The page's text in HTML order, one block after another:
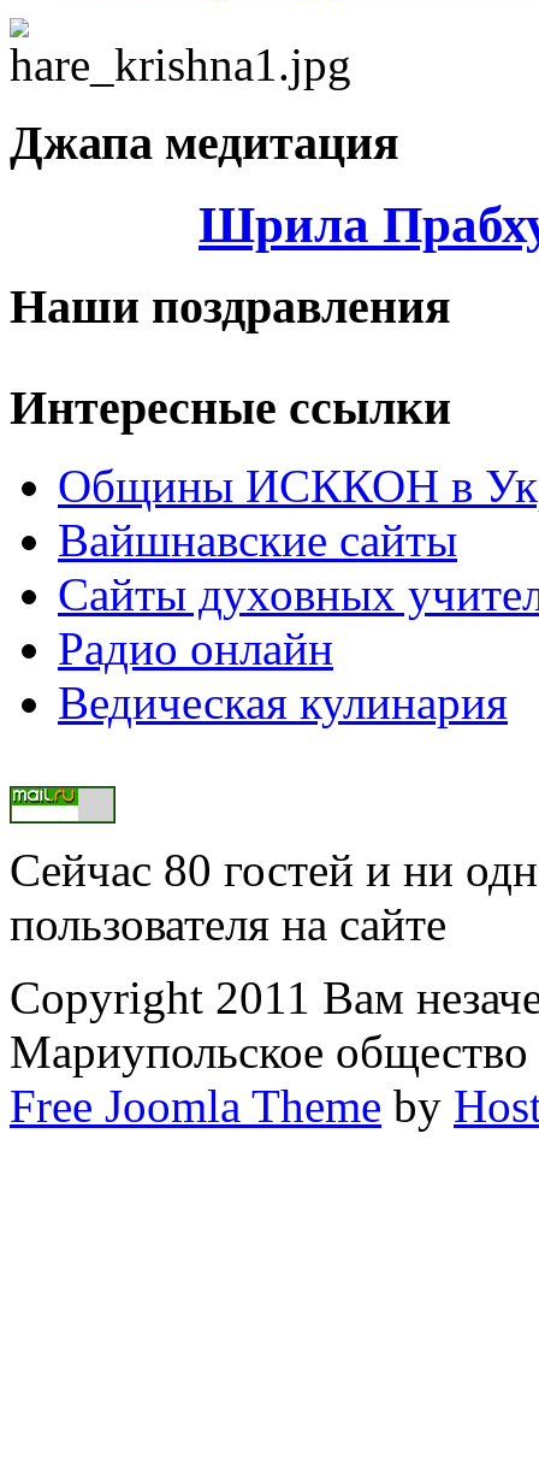
Джапа медитация
Шрила
Наши поздравления
Интересные ссылки
Общины ИСККОН в
Вайшнавские сайты
Сайты духовных
Радио онлайн
Ведическая кулинария
Сейчас 80 гостей и ни
пользователя на сайте
Copyright 2011 Вам
Мариупольское
Free Joomla Theme by